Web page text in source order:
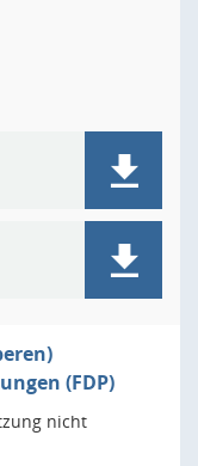
(FDP)
nicht